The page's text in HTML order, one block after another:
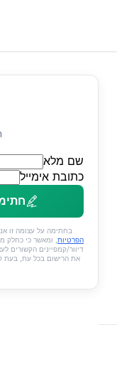
שם מלא
כתובת אימייל
בחתימה על עצומה זו
הפרטיות, ומאשר כי כחלק
דיוור/קמפיינים הקשורים
את הרישום בכל עת, בעת